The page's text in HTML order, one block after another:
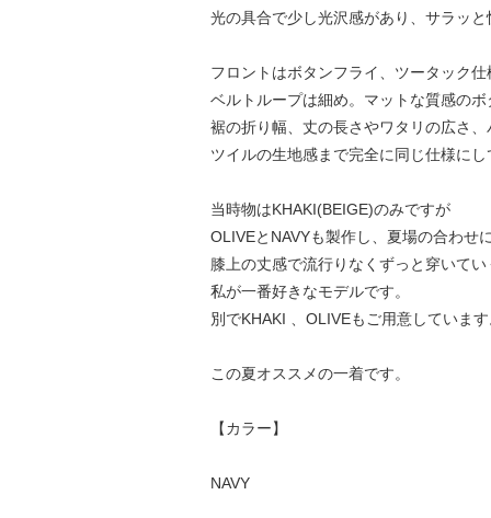
光の具合で少し光沢感があり、サラッ
フロントはボタンフライ、ツータック仕
ベルトループは細め。マットな質感の
裾の折り幅、丈の長さやワタリの広さ
ツイルの生地感まで完全に同じ仕様に
当時物はKHAKI(BEIGE)のみですが
OLIVEとNAVYも製作し、夏場の合わせ
膝上の丈感で流行りなくずっと穿いて
私が一番好きなモデルです。
別でKHAKI 、OLIVEもご用意していま
この夏オススメの一着です。
【カラー】
NAVY